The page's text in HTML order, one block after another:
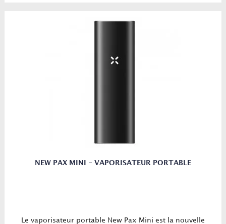
NEW PAX MINI - VAPORISATEUR PORTABLE
Le vaporisateur portable New Pax Mini est la nouvelle